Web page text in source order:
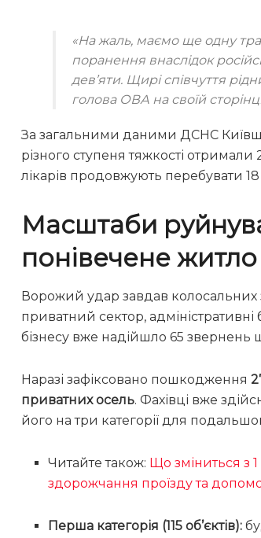
«На жаль, маємо ще одну
поранення внаслідок
дев’яти. Щирі співчуття
голова ОВА на своїй
За загальними даними ДСНС
різного ступеня тяжкості
лікарів продовжують перебувати
Масштаби
понівечене житло
Ворожий удар завдав колосальних
приватний сектор, адміністративні
бізнесу вже надійшло 65
Наразі зафіксовано пошкодження
приватних осель. Фахівці вже
його на три категорії для
Читайте також: Що зміниться з
здорожчання проїзду та
Перша категорія (115 об’єктів):